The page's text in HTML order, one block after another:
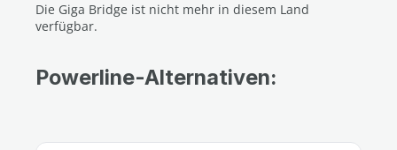
Die Giga Bridge ist nicht mehr in diesem Land
verfügbar.
Powerline-Alternativen: